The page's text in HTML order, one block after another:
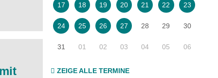
17 18 19 20 21 22 23
24 25 26 27 28 29 30
31 01 02 03 04 05 06
ZEIGE ALLE TERMINE